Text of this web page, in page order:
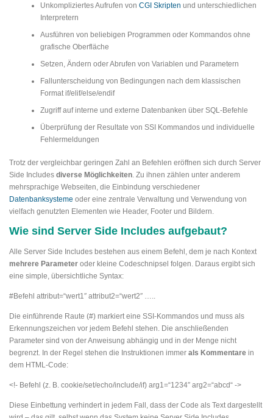
Unkompliziertes Aufrufen von CGI Skripten und unterschiedlichen
Interpretern
Ausführen von beliebigen Programmen oder Kommandos ohne
grafische Oberfläche
Setzen, Ändern oder Abrufen von Variablen und Parametern
Fallunterscheidung von Bedingungen nach dem klassischen
Format if/elif/else/endif
Zugriff auf interne und externe Datenbanken über SQL-Befehle
Überprüfung der Resultate von SSI Kommandos und individuelle
Fehlermeldungen
Trotz der vergleichbar geringen Zahl an Befehlen eröffnen sich durch Server
Side Includes diverse Möglichkeiten. Zu ihnen zählen unter anderem
mehrsprachige Webseiten, die Einbindung verschiedener
Datenbanksysteme oder eine zentrale Verwaltung und Verwendung von
vielfach genutzten Elementen wie Header, Footer und Bildern.
Wie sind Server Side Includes aufgebaut?
Alle Server Side Includes bestehen aus einem Befehl, dem je nach Kontext
mehrere Parameter oder kleine Codeschnipsel folgen. Daraus ergibt sich
eine simple, übersichtliche Syntax:
#Befehl attribut=“wert1″ attribut2=“wert2″ …..
Die einführende Raute (#) markiert eine SSI-Kommandos und muss als
Erkennungszeichen vor jedem Befehl stehen. Die anschließenden
Parameter sind von der Anweisung abhängig und in der Menge nicht
begrenzt. In der Regel stehen die Instruktionen immer als Kommentare in
dem HTML-Code:
<!- Befehl (z. B. cookie/set/echo/include/if) arg1=“1234″ arg2=“abcd“ ->
Diese Einbettung verhindert in jedem Fall, dass der Code als Text dargestellt